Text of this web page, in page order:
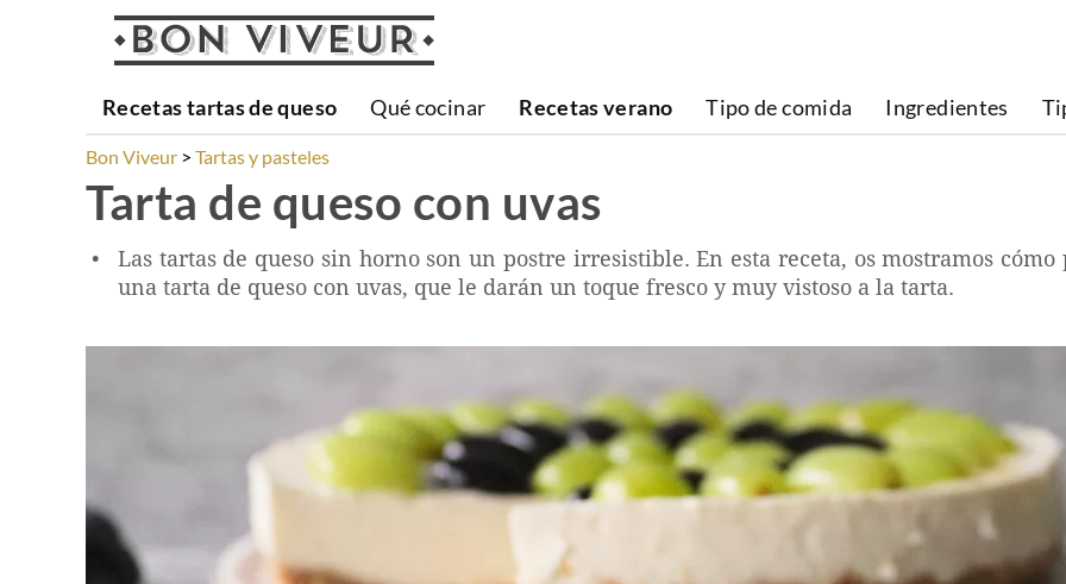
Recetas tartas de queso Qué cocinar Recetas verano Tipo de comida Ingredientes
Bon Viveur Tartas y pasteles
Tarta de queso con uvas
Las tartas de queso sin horno son un postre irresistible. En esta receta, os mostramos
una tarta de queso con uvas, que le darán un toque fresco y muy vistoso a la tarta.